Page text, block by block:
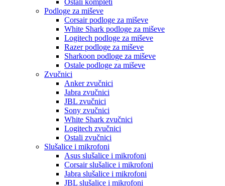
Ostali kompleti
Podloge za miševe
Corsair podloge za miševe
White Shark podloge za miševe
Logitech podloge za miševe
Razer podloge za miševe
Sharkoon podloge za miševe
Ostale podloge za miševe
Zvučnici
Anker zvučnici
Jabra zvučnici
JBL zvučnici
Sony zvučnici
White Shark zvučnici
Logitech zvučnici
Ostali zvučnici
Slušalice i mikrofoni
Asus slušalice i mikrofoni
Corsair slušalice i mikrofoni
Jabra slušalice i mikrofoni
JBL slušalice i mikrofoni